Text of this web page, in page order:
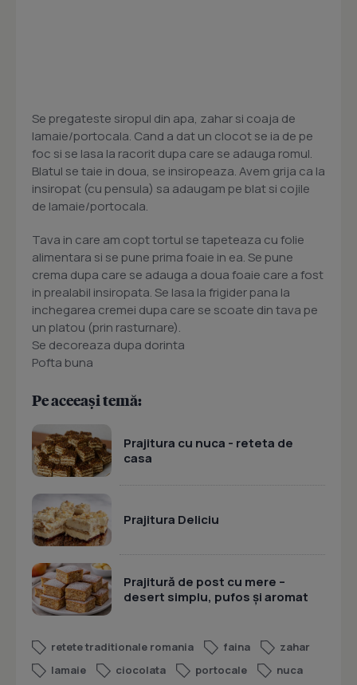
Se pregateste siropul din apa, zahar si coaja de
lamaie/portocala. Cand a dat un clocot se ia de pe
foc si se lasa la racorit dupa care se adauga romul.
Blatul se taie in doua, se insiropeaza. Avem grija ca la
insiropat (cu pensula) sa adaugam pe blat si cojile
de lamaie/portocala.
Tava in care am copt tortul se tapeteaza cu folie
alimentara si se pune prima foaie in ea. Se pune
crema dupa care se adauga a doua foaie care a fost
in prealabil insiropata. Se lasa la frigider pana la
inchegarea cremei dupa care se scoate din tava pe
un platou (prin rasturnare).
Se decoreaza dupa dorinta
Pofta buna
Pe aceeași temă:
Prajitura cu nuca - reteta de
casa
Prajitura Deliciu
Prajitură de post cu mere –
desert simplu, pufos și aromat
retete traditionale romania faina
zahar
lamaie
ciocolata portocale
nuca